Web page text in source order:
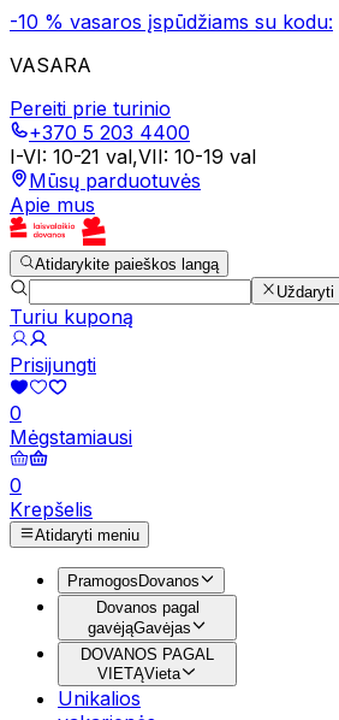
-10 % vasaros įspūdžiams su kodu:
VASARA
Pereiti prie turinio
+370 5 203 4400
I-VI: 10-21 val,VII: 10-19 val
Mūsų parduotuvės
Apie mus
Atidarykite paieškos langą
Uždaryti
Turiu kuponą
Prisijungti
0
Mėgstamiausi
0
Krepšelis
Atidaryti meniu
Pramogos Dovanos
Dovanos pagal
gavėjąGavėjas
DOVANOS PAGAL
VIETĄVieta
Unikalios